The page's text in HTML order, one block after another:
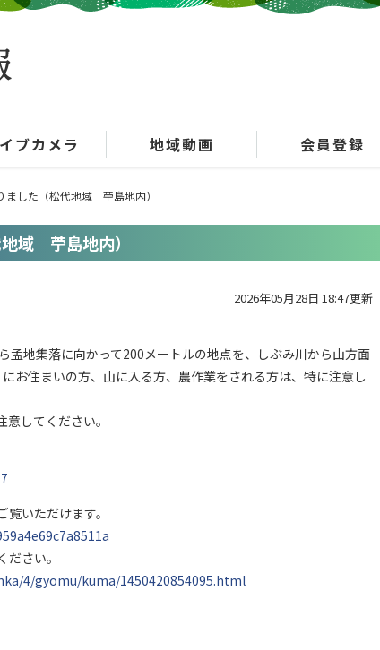
ブカメラ 地域動画 会員登録
ました（松代地域 苧島地内）
域 苧島地内）
2026年05月28日 18:47更新
地集落に向かって200メートルの地点を、しぶみ川から山方面
お住まいの方、山に入る方、農作業をされる方は、特に注意し
してください。
いただけます。
さい。
4/gyomu/kuma/1450420854095.html